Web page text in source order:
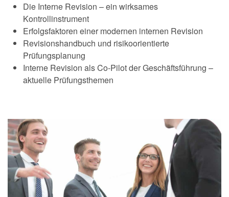
Die Interne Revision – ein wirksames
Kontrollinstrument
Erfolgsfaktoren einer modernen internen Revision
Revisionshandbuch und risikoorientierte
Prüfungsplanung
Interne Revision als Co-Pilot der Geschäftsführung –
aktuelle Prüfungsthemen